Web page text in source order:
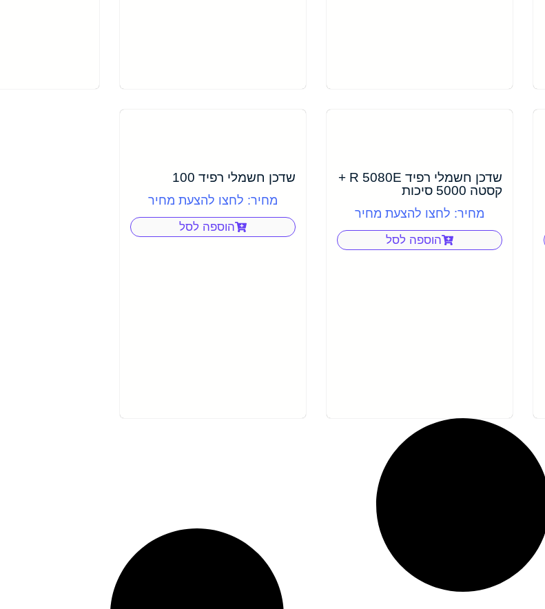
שדכן חשמלי רפיד R 5080E +
קסטה 5000 סיכות
מחיר: לחצו להצעת מחיר
הוספה לסל
שדכן חשמלי רפיד 100
מחיר: לחצו להצעת מחיר
הוספה לסל